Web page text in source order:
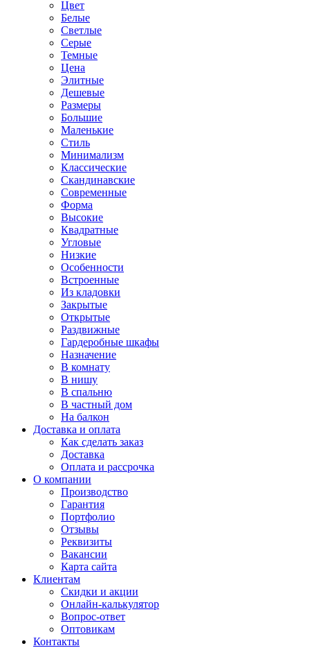
Цвет
Белые
Светлые
Серые
Темные
Цена
Элитные
Дешевые
Размеры
Большие
Маленькие
Стиль
Минимализм
Классические
Скандинавские
Современные
Форма
Высокие
Квадратные
Угловые
Низкие
Особенности
Встроенные
Из кладовки
Закрытые
Открытые
Раздвижные
Гардеробные шкафы
Назначение
В комнату
В нишу
В спальню
В частный дом
На балкон
Доставка и оплата
Как сделать заказ
Доставка
Оплата и рассрочка
О компании
Производство
Гарантия
Портфолио
Отзывы
Реквизиты
Вакансии
Карта сайта
Клиентам
Скидки и акции
Онлайн-калькулятор
Вопрос-ответ
Оптовикам
Контакты